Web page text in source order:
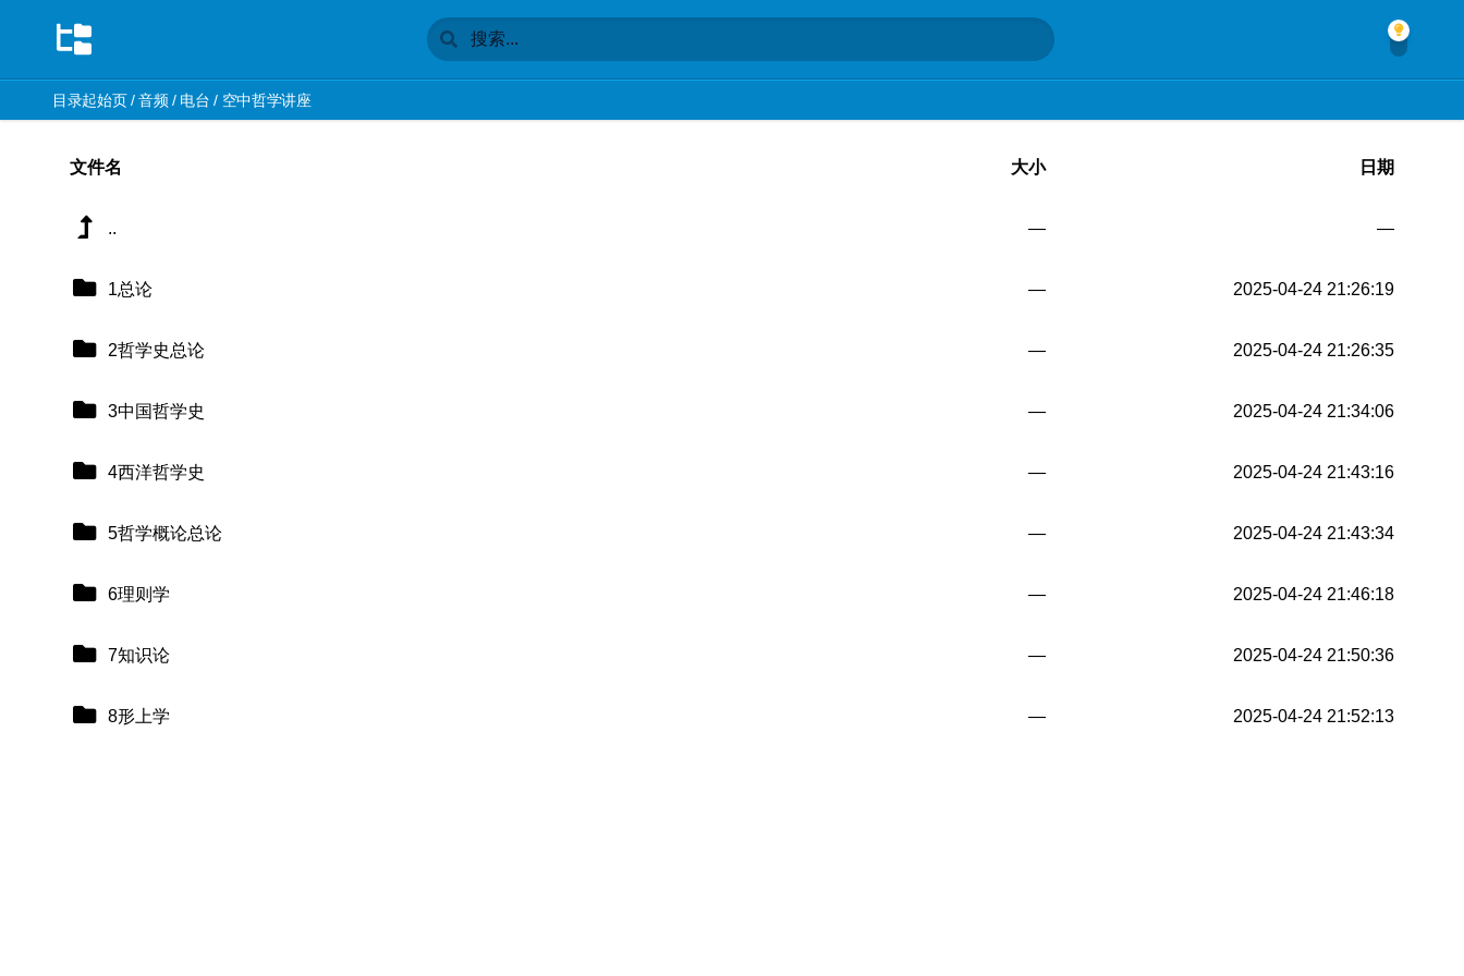
目录起始页/音频/ 电台 / 空中哲学讲座
文件名 大小 日期
.. — —
1总论 — 2025-04-24 21:26:19
2哲学史总论 — 2025-04-24 21:26:35
3中国哲学史 — 2025-04-24 21:34:06
4西洋哲学史 — 2025-04-24 21:43:16
5哲学概论总论 — 2025-04-24 21:43:34
6理则学 — 2025-04-24 21:46:18
7知识论 — 2025-04-24 21:50:36
8形上学 — 2025-04-24 21:52:13